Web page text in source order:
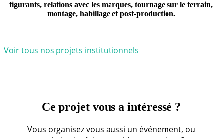
figurants, relations avec les marques, tournage sur le terrain,
montage, habillage et post-production.
Voir tous nos projets institutionnels
Ce projet vous a intéressé ?
Vous organisez vous aussi un événement, ou